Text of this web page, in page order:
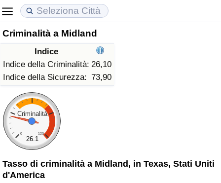
Criminalità a Midland
Indice
Indice della Criminalità: 26,10
Indice della Sicurezza: 73,90
Criminalità
0 120
26.1
Tasso di criminalità a Midland, in Texas, Stati Uniti
d'America
Costo della vita
Indice Del Costo Della Vita (corrente)
Indice Del Costo Della Vita
Indice del Costo della Vita per Nazione
ad Aqaba
Prezzi degli immobili
Indice del Prezzo delle Case (Corrente)
Indice del Prezzo delle Case
Indice del Prezzo delle Case per Nazione
Qualità della Vita
Indice della Qualità della Vita
Indice della Qualità della Vita (Corrente)
Indice della qualità della vita per Paese
Criminalità
Indice del Tasso di Criminalità (Corrente)